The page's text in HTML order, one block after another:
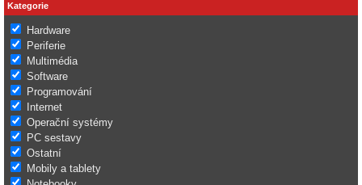
Kategorie
Hardware
Periferie
Multimédia
Software
Programování
Internet
Operační systémy
PC sestavy
Ostatní
Mobily a tablety